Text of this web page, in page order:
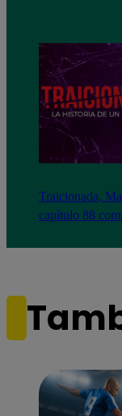
Traicionada,
capítulo 88